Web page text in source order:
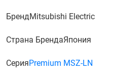
БрендMitsubishi Electric
Страна БрендаЯпония
СерияPremium MSZ-LN